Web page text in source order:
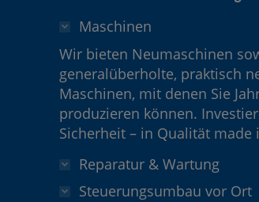
Maschinen
Wir bieten Neumaschinen
generalüberholte, praktisch
Maschinen, mit denen Sie
produzieren können.
Sicherheit – in Qualität made
Reparatur & Wartung
Steuerungsumbau vor Ort